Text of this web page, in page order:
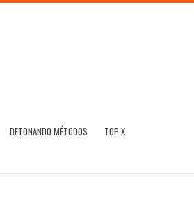
DETONANDO MÉTODOS TOP X